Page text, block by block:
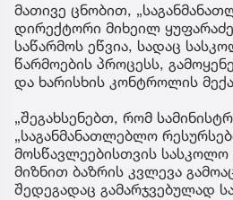
მათივე ცნობით,
დირექტორი მიხეილ ყუფარაძე
საწარმოს ეწვია, სადაც
წარმოების პროცესს,
და ხარისხის კონტროლის
„შეგახსენებთ, რომ
„საგანმანათლებლო
მოსწავლეებისთვის სასკოლო
მიზნით ბაზრის კვლევა
შედეგადაც გამარჯვებულად